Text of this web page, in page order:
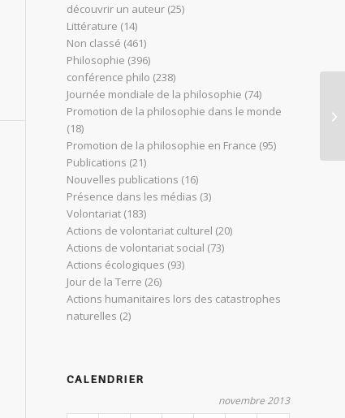
découvrir un auteur (25)
Littérature (14)
Non classé (461)
Philosophie (396)
conférence philo (238)
Journée mondiale de la philosophie (74)
Promotion de la philosophie dans le monde
(18)
Promotion de la philosophie en France (95)
Publications (21)
Nouvelles publications (16)
Présence dans les médias (3)
Volontariat (183)
Actions de volontariat culturel (20)
Actions de volontariat social (73)
Actions écologiques (93)
Jour de la Terre (26)
Actions humanitaires lors des catastrophes
naturelles (2)
CALENDRIER
novembre 2013